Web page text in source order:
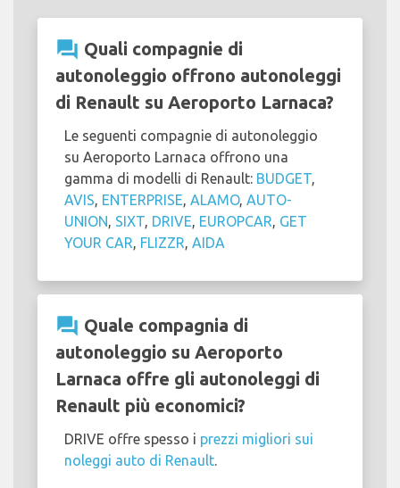
question_answer Quali compagnie di
autonoleggio offrono autonoleggi
di Renault su Aeroporto Larnaca?
Le seguenti compagnie di autonoleggio
su Aeroporto Larnaca offrono una
gamma di modelli di Renault: BUDGET
AVIS ENTERPRISE ALAMO, AUTO-
UNION SIXT DRIVE EUROPCAR GET
YOUR CAR FLIZZR AIDA
question_answer Quale compagnia di
autonoleggio su Aeroporto
Larnaca offre gli autonoleggi di
Renault più economici?
DRIVE offre spesso i prezzi migliori sui
noleggi auto di Renault